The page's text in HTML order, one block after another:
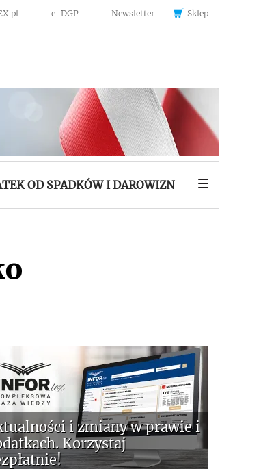
e-DGP Newsletter Sklep
OD SPADKÓW I DAROWIZN
i zmiany w prawie i
Korzystaj